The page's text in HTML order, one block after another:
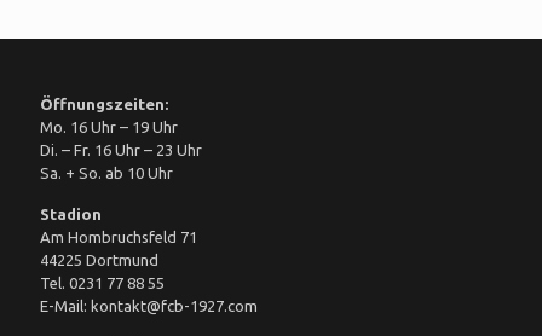
Öffnungszeiten:
Mo. 16 Uhr – 19 Uhr
Di. – Fr. 16 Uhr – 23 Uhr
Sa. + So. ab 10 Uhr
Stadion
Am Hombruchsfeld 71
44225 Dortmund
Tel. 0231 77 88 55
E-Mail: kontakt@fcb-1927.com